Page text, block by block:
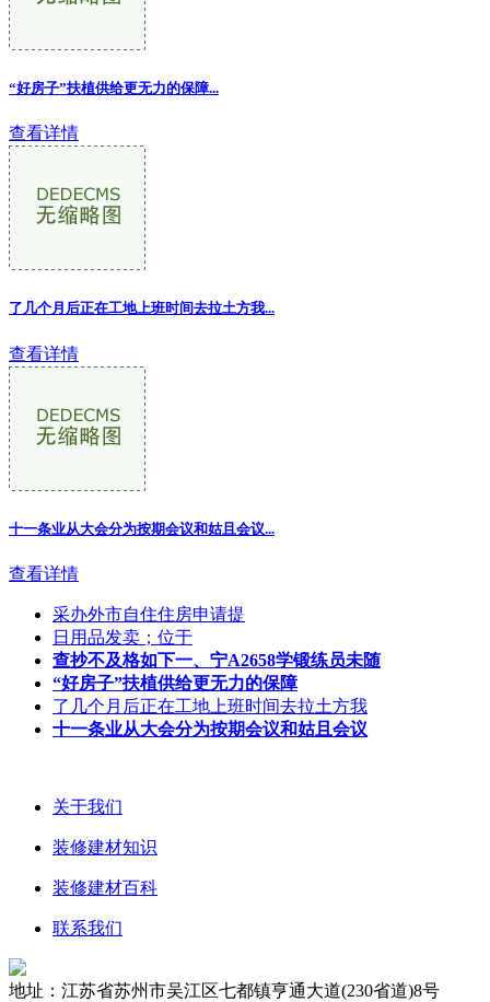
“好房子”扶植供给更无力的保障...
查看详情
了几个月后正在工地上班时间去拉土方我...
查看详情
十一条业从大会分为按期会议和姑且会议...
查看详情
采办外市自住住房申请提
日用品发卖；位于
查抄不及格如下一、宁A2658学锻练员未随
“好房子”扶植供给更无力的保障
了几个月后正在工地上班时间去拉土方我
十一条业从大会分为按期会议和姑且会议
关于我们
装修建材知识
装修建材百科
联系我们
地址：江苏省苏州市吴江区七都镇亨通大道(230省道)8号